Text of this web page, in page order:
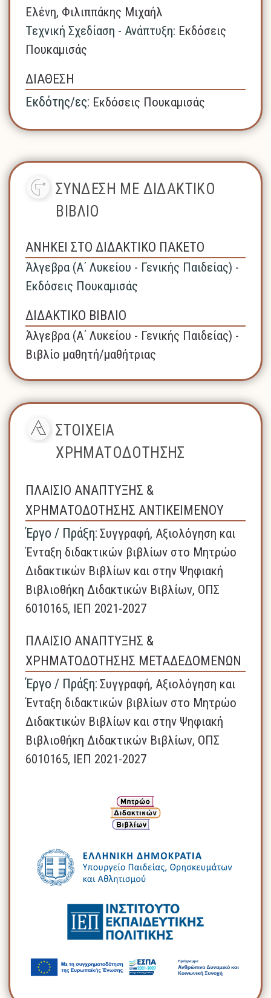
Ελένη, Φιλιππάκης Μιχαήλ
Τεχνική Σχεδίαση - Ανάπτυξη: Εκδόσεις
Πουκαμισάς
ΔΙΑΘΕΣΗ
Εκδότης/ες: Εκδόσεις Πουκαμισάς
ΣΥΝΔΕΣΗ ΜΕ ΔΙΔΑΚΤΙΚΟ
ΒΙΒΛΙΟ
ΑΝΗΚΕΙ ΣΤΟ ΔΙΔΑΚΤΙΚΟ ΠΑΚΕΤΟ
Άλγεβρα (A΄ Λυκείου - Γενικής Παιδείας) -
Εκδόσεις Πουκαμισάς
ΔΙΔΑΚΤΙΚΟ ΒΙΒΛΙΟ
Άλγεβρα (A΄ Λυκείου - Γενικής Παιδείας) -
Βιβλίο μαθητή/μαθήτριας
ΣΤΟΙΧΕΙΑ
ΧΡΗΜΑΤΟΔΟΤΗΣΗΣ
ΠΛΑΙΣΙΟ ΑΝΑΠΤΥΞΗΣ &
ΧΡΗΜΑΤΟΔΟΤΗΣΗΣ ΑΝΤΙΚΕΙΜΕΝΟΥ
Έργο / Πράξη: Συγγραφή, Αξιολόγηση και
Ένταξη διδακτικών βιβλίων στο Μητρώο
Διδακτικών Βιβλίων και στην Ψηφιακή
Βιβλιοθήκη Διδακτικών Βιβλίων, ΟΠΣ
6010165, ΙΕΠ 2021-2027
ΠΛΑΙΣΙΟ ΑΝΑΠΤΥΞΗΣ &
ΧΡΗΜΑΤΟΔΟΤΗΣΗΣ ΜΕΤΑΔΕΔΟΜΕΝΩΝ
Έργο / Πράξη: Συγγραφή, Αξιολόγηση και
Ένταξη διδακτικών βιβλίων στο Μητρώο
Διδακτικών Βιβλίων και στην Ψηφιακή
Βιβλιοθήκη Διδακτικών Βιβλίων, ΟΠΣ
6010165, ΙΕΠ 2021-2027